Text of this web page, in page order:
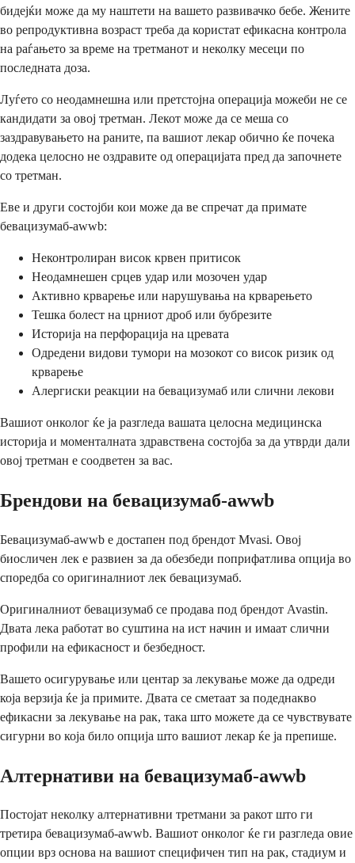
бидејќи може да му наштети на вашето развивачко бебе. Жените
во репродуктивна возраст треба да користат ефикасна контрола
на раѓањето за време на третманот и неколку месеци по
последната доза.
Луѓето со неодамнешна или претстојна операција можеби не се
кандидати за овој третман. Лекот може да се меша со
заздравувањето на раните, па вашиот лекар обично ќе почека
додека целосно не оздравите од операцијата пред да започнете
со третман.
Еве и други состојби кои може да ве спречат да примате
бевацизумаб-awwb:
Неконтролиран висок крвен притисок
Неодамнешен срцев удар или мозочен удар
Активно крварење или нарушувања на крварењето
Тешка болест на црниот дроб или бубрезите
Историја на перфорација на цревата
Одредени видови тумори на мозокот со висок ризик од
крварење
Алергиски реакции на бевацизумаб или слични лекови
Вашиот онколог ќе ја разгледа вашата целосна медицинска
историја и моменталната здравствена состојба за да утврди дали
овој третман е соодветен за вас.
Брендови на бевацизумаб-awwb
Бевацизумаб-awwb е достапен под брендот Mvasi. Овој
биосличен лек е развиен за да обезбеди поприфатлива опција во
споредба со оригиналниот лек бевацизумаб.
Оригиналниот бевацизумаб се продава под брендот Avastin.
Двата лека работат во суштина на ист начин и имаат слични
профили на ефикасност и безбедност.
Вашето осигурување или центар за лекување може да одреди
која верзија ќе ја примите. Двата се сметаат за подеднакво
ефикасни за лекување на рак, така што можете да се чувствувате
сигурни во која било опција што вашиот лекар ќе ја препише.
Алтернативи на бевацизумаб-awwb
Постојат неколку алтернативни третмани за ракот што ги
третира бевацизумаб-awwb. Вашиот онколог ќе ги разгледа овие
опции врз основа на вашиот специфичен тип на рак, стадиум и